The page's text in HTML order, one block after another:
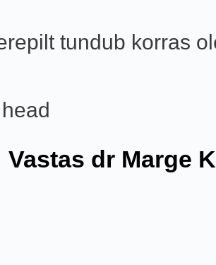
tundub korras
Vastas dr Marge